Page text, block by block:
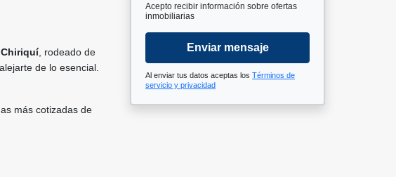
, rodeado de
de lo esencial.
más cotizadas de
Acepto recibir información sobre ofertas
inmobiliarias
Enviar mensaje
Al enviar tus datos aceptas los Términos de
servicio y privacidad